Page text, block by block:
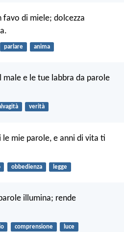
favo di miele; dolcezza
parlare anima
male e le tue labbra da parole
verità
le mie parole, e anni di vita ti
obbedienza legge
illumina; rende
comprensione luce